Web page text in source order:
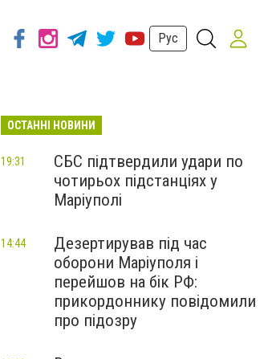
Рус
ОСТАННІ НОВИНИ
СБС підтвердили удари по
чотирьох підстанціях у
Маріуполі
19:31
Дезертирував під час
оборони Маріуполя і
перейшов на бік РФ:
прикордоннику повідомили
про підозру
14:44